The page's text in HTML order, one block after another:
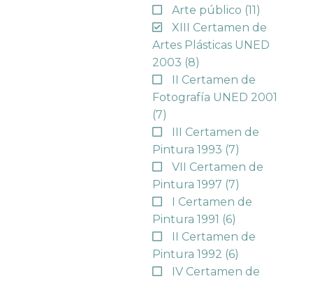
Arte público (11)
XIII Certamen de
Artes Plásticas UNED
2003 (8)
II Certamen de
Fotografía UNED 2001
(7)
III Certamen de
Pintura 1993 (7)
VII Certamen de
Pintura 1997 (7)
I Certamen de
Pintura 1991 (6)
II Certamen de
Pintura 1992 (6)
IV Certamen de